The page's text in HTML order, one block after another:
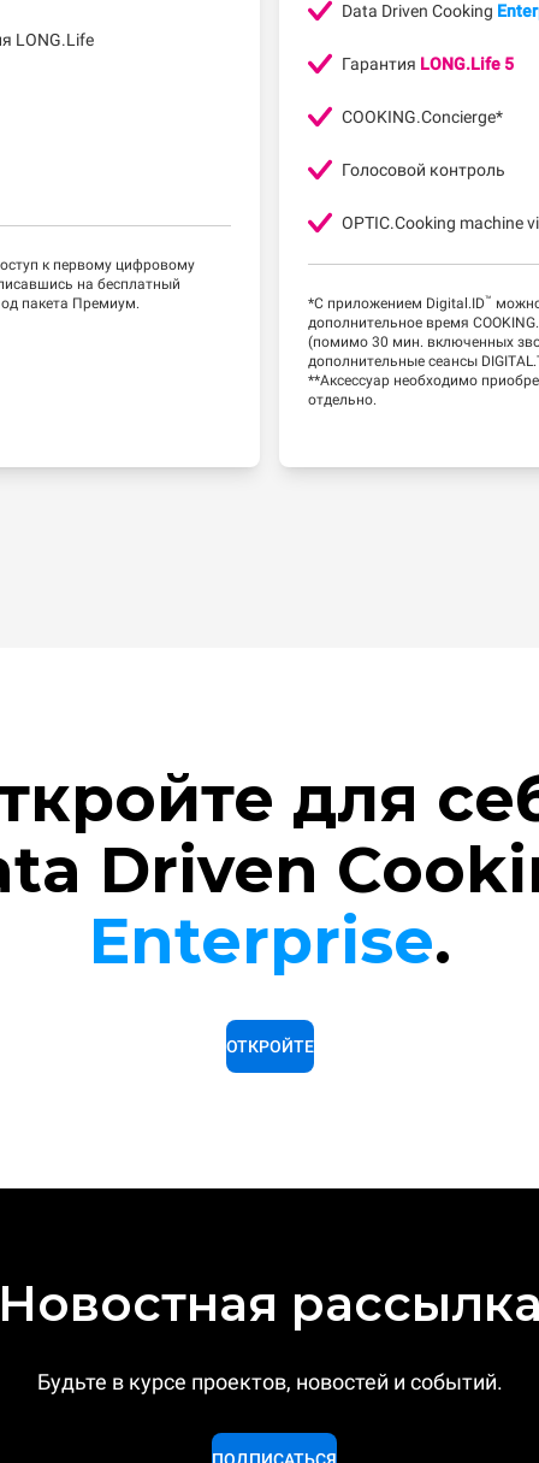
LONG.Life
к первому цифровому
на бесплатный
пакета Премиум.
Data Driven Cooking
Гарантия LONG.Life 5
COOKING.Concierge*
Голосовой контроль
OPTIC.Cooking machine
*С приложением Digital.ID™
дополнительное время
(помимо 30 мин. включенных
дополнительные сеансы
**Аксессуар необходимо
отдельно.
для
Driven
Enterprise.
ОТКРОЙТЕ
Будьте в курсе проектов, новостей и событий.